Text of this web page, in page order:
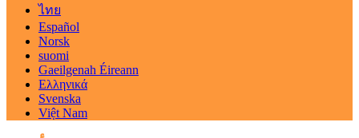
ไทย
Español
Norsk
suomi
Gaeilgenah Éireann
Ελληνικά
Svenska
Việt Nam